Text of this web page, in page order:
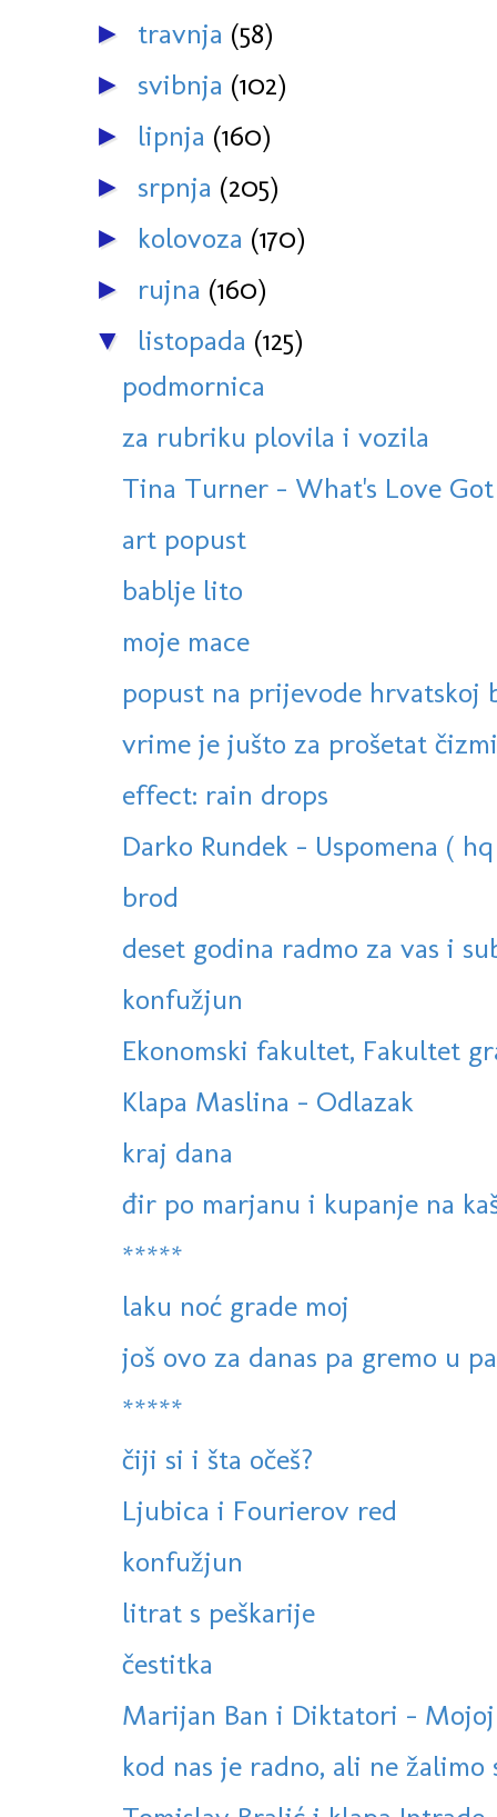
► travnja (58)
► svibnja (102)
► lipnja (160)
► srpnja (205)
► kolovoza (170)
► rujna (160)
▼ listopada (125)
podmornica
za rubriku plovila i vozila
Tina Turner - What's Love
art popust
bablje lito
moje mace
popust na prijevode hrvatskoj
vrime je jušto za prošetat
effect: rain drops
Darko Rundek - Uspomena (
brod
deset godina radmo za vas i
konfužjun
Ekonomski fakultet, Fakultet
Klapa Maslina - Odlazak
kraj dana
đir po marjanu i kupanje na
*****
laku noć grade moj
još ovo za danas pa gremo u
*****
čiji si i šta očeš?
Ljubica i Fourierov red
konfužjun
litrat s peškarije
čestitka
Marijan Ban i Diktatori -
kod nas je radno, ali ne žalimo